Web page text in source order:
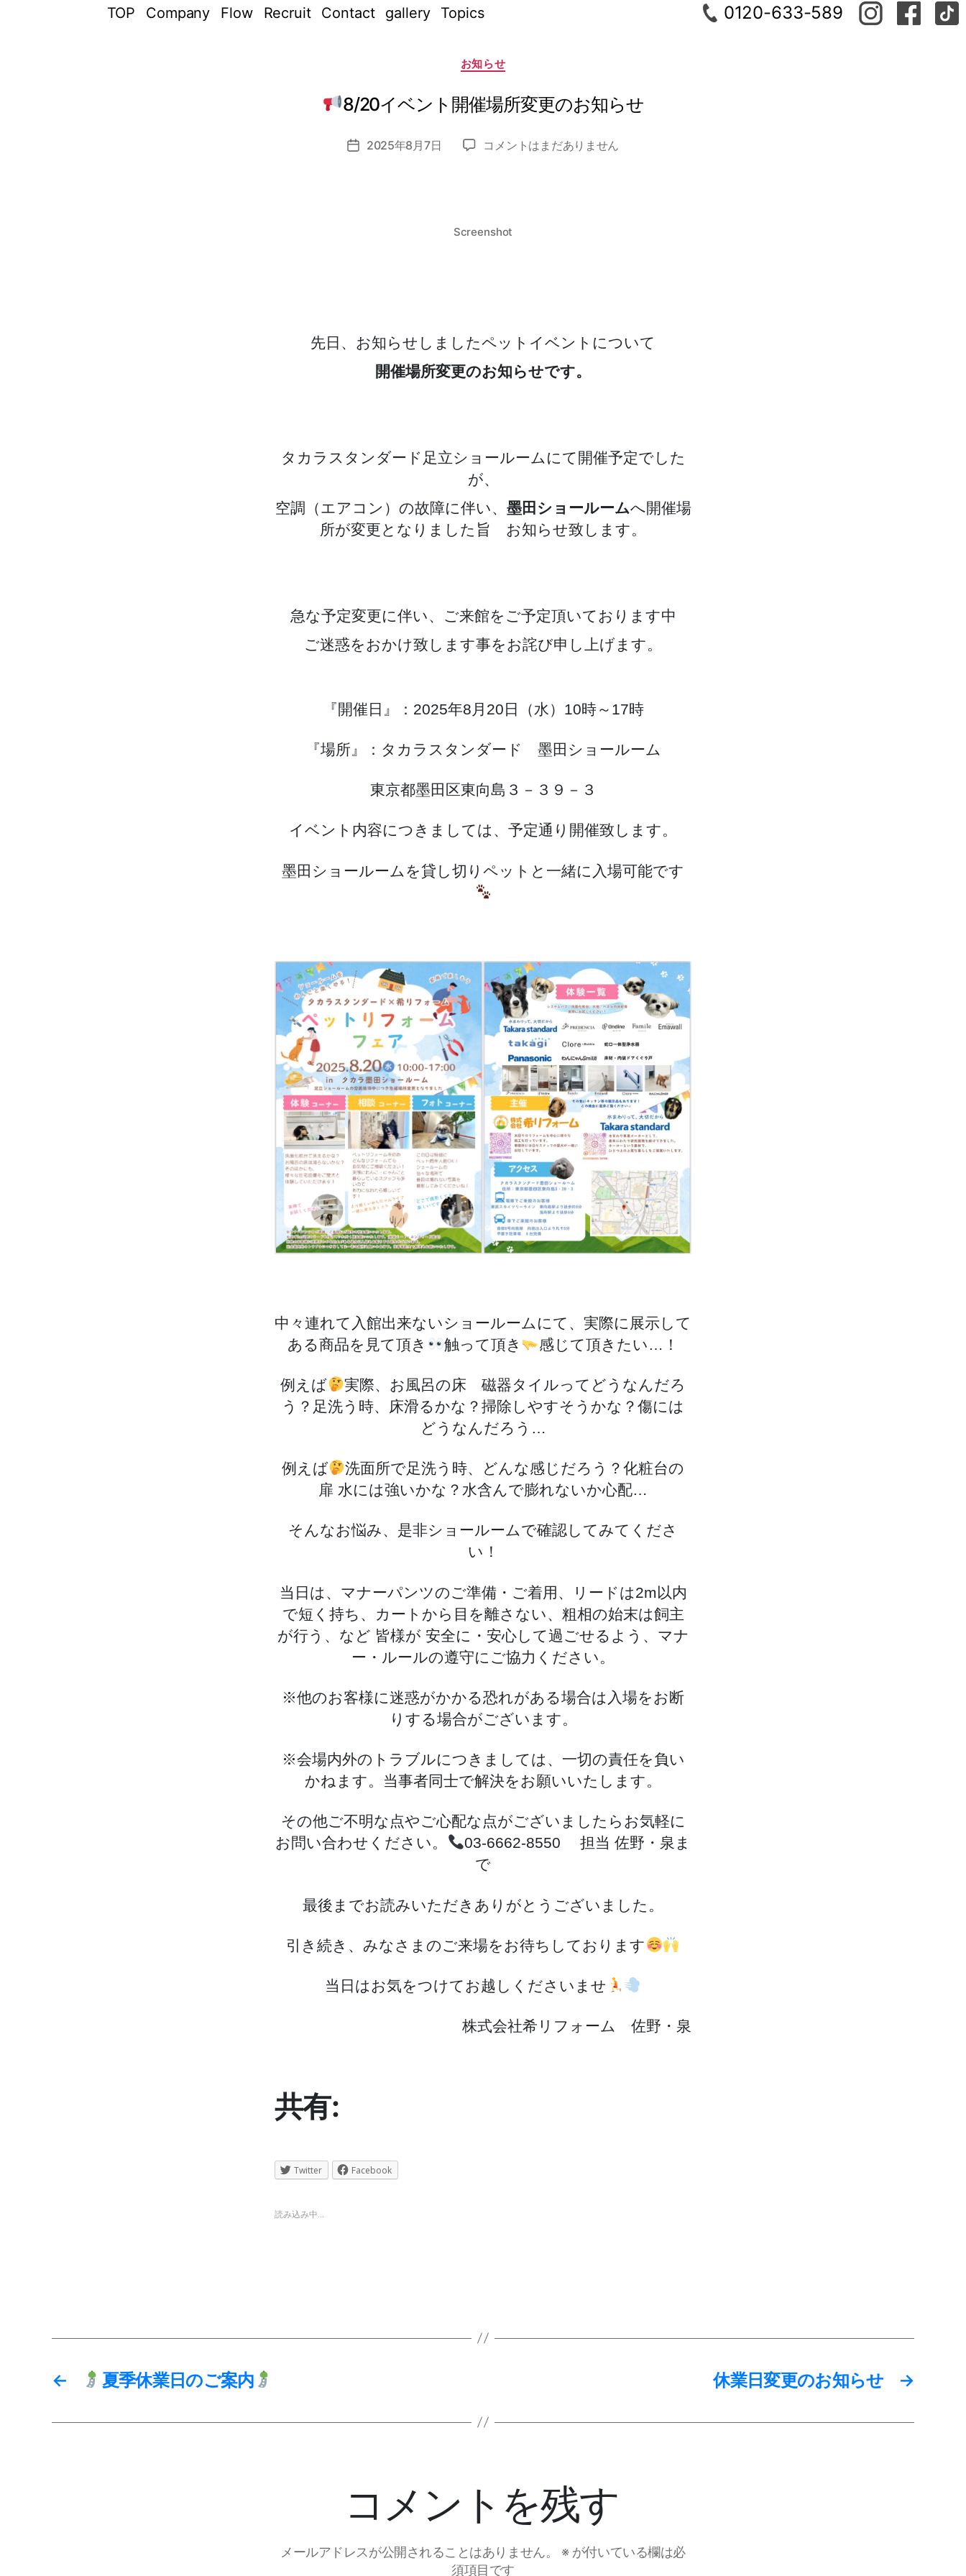
TOP Company Flow Recruit Contact gallery Topics 0120-633-589
テ
ー
お知らせ
8/20イベント開催場所変更のお知らせ
投
n
o
o
投 2025年8月7日
ト
更
の
お
の
コメントはまだありません
Screenshot
先日、お知らせしましたペットイベントについて
開催場所変更のお知らせです。
タカラスタンダード足立ショールームにて開催予定でした
が、
空調（エアコン）の故障に伴い、 墨田ショールームへ開催場
所が変更となりました旨 お知らせ致します。
急な予定変更に伴い、ご来館をご予定頂いております中
ご迷惑をおかけ致します事をお詫び申し上げます。
『開催日』：2025年8月20日（水）10時～17時
『場所』：タカラスタンダード 墨田ショールーム
東京都墨田区東向島３－３９－３
イベント内容につきましては、予定通り開催致します。
墨田ショールームを貸し切りペットと一緒に入場可能です
中々連れて入館出来ないショールームにて、実際に展示して
ある商品を見て頂き
触って頂き 感じて頂きたい…！
例えば
実際、お風呂の床 磁器タイルってどうなんだろ
う？足洗う時、床滑るかな？掃除しやすそうかな？傷には
どうなんだろう…
例えば
洗面所で足洗う時、どんな感じだろう？化粧台の
扉 水には強いかな？水含んで膨れないか心配…
そんなお悩み、是非ショールームで確認してみてくださ
い！
当日は、マナーパンツのご準備・ご着用、リードは2m以内
で短く持ち、カートから目を離さない、粗相の始末は飼主
が行う、など 皆様が 安全に・安心して過ごせるよう、マナ
ー・ルールの遵守にご協力ください。
※他のお客様に迷惑がかかる恐れがある場合は入場をお断
りする場合がございます。
※会場内外のトラブルにつきましては、一切の責任を負い
かねます。当事者同士で解決をお願いいたします。
その他ご不明な点やご心配な点がございましたらお気軽に
お問い合わせください。
03-6662-8550 担当 佐野・泉ま
で
最後までお読みいただきありがとうございました。
引き続き、みなさまのご来場をお待ちしております
当日はお気をつけてお越しくださいませ
株式会社希リフォーム 佐野・泉
共有:
Twitter Facebook
読み込み中...
← 夏季休業日のご案内 →
休業日変更のお知らせ
コメントを残す
メールアドレスが公開されることはありません。 ※が付いている欄は必
須項目です